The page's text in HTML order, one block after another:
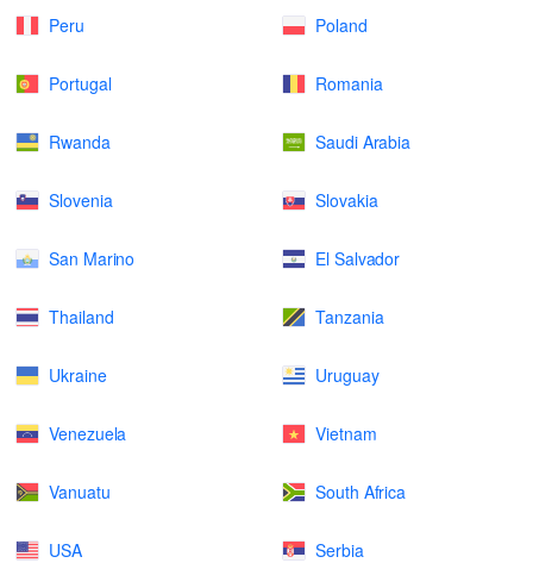
Peru Poland
Portugal Romania
Rwanda Saudi Arabia
Slovenia Slovakia
San Marino El Salvador
Thailand Tanzania
Ukraine Uruguay
Venezuela Vietnam
Vanuatu South Africa
USA Serbia